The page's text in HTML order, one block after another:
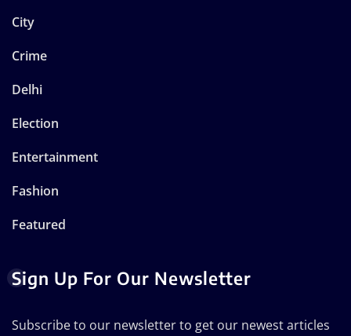
City
Crime
Delhi
Election
Entertainment
Fashion
Featured
Sign Up For Our Newsletter
Subscribe to our newsletter to get our newest articles